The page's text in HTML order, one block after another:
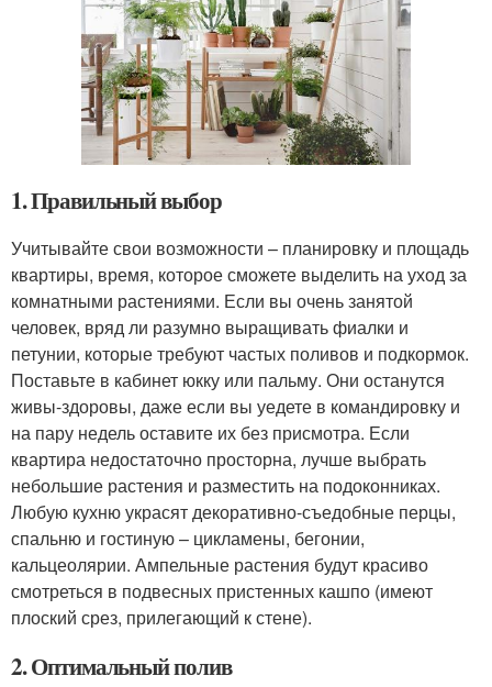
1. Правильный выбор
Учитывайте свои возможности – планировку и площадь
квартиры, время, которое сможете выделить на уход за
комнатными растениями. Если вы очень занятой
человек, вряд ли разумно выращивать фиалки и
петунии, которые требуют частых поливов и подкормок.
Поставьте в кабинет юкку или пальму. Они останутся
живы-здоровы, даже если вы уедете в командировку и
на пару недель оставите их без присмотра. Если
квартира недостаточно просторна, лучше выбрать
небольшие растения и разместить на подоконниках.
Любую кухню украсят декоративно-съедобные перцы,
спальню и гостиную – цикламены, бегонии,
кальцеолярии. Ампельные растения будут красиво
смотреться в подвесных пристенных кашпо (имеют
плоский срез, прилегающий к стене).
2. Оптимальный полив